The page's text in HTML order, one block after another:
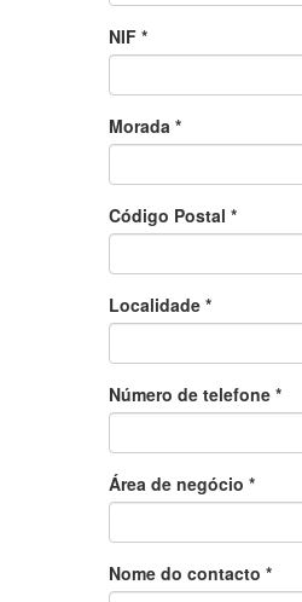
NIF *
Morada *
Código Postal *
Localidade *
Número de telefone *
Área de negócio *
Nome do contacto *